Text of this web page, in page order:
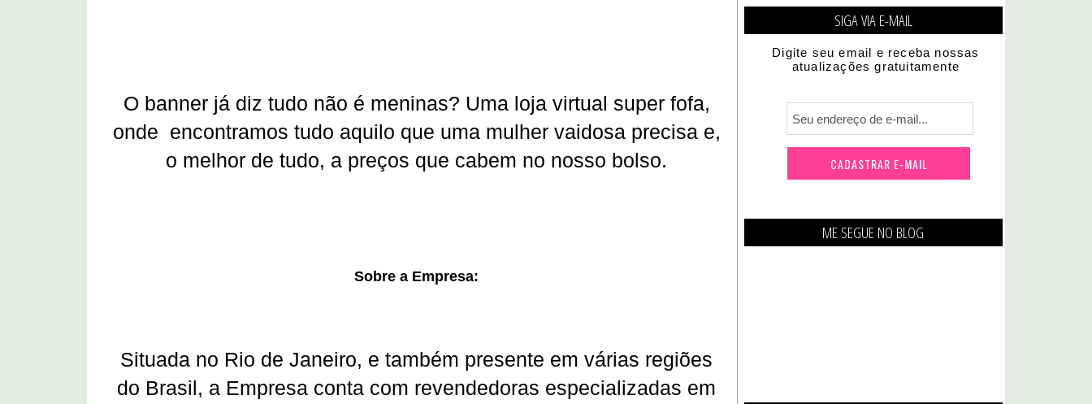
O banner já diz tudo não é meninas? Uma loja virtual super fofa,
onde encontramos tudo aquilo que uma mulher vaidosa precisa e,
o melhor de tudo, a preços que cabem no nosso bolso.
Sobre a Empresa:
Situada no Rio de Janeiro, e também presente em várias regiões
do Brasil, a Empresa conta com revendedoras especializadas em
SIGA VIA E-MAIL
Digite seu email e receba nossas
atualizações gratuitamente
ME SEGUE NO BLOG